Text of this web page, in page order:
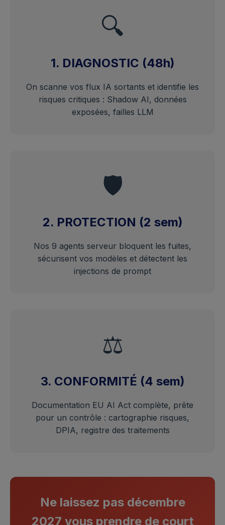
🔍
1. DIAGNOSTIC (48h)
On scanne vos flux IA sortants et identifie les
risques critiques : Shadow AI, données
exposées, failles LLM
🛡️
2. PROTECTION (2 sem)
Nos 9 agents serveur bloquent les fuites,
sécurisent vos modèles et détectent les
injections de prompt
⚖️
3. CONFORMITÉ (4 sem)
Documentation EU AI Act complète, prête
pour un contrôle : cartographie risques,
DPIA, registre des traitements
Ne laissez pas décembre
2027 vous prendre de court